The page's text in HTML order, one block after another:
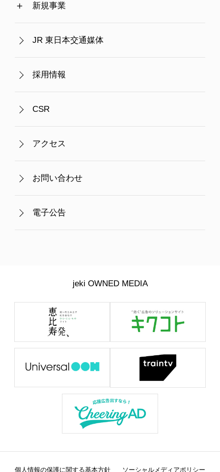
新規事業
JR 東日本交通媒体
採用情報
CSR
アクセス
お問い合わせ
電子公告
jeki OWNED MEDIA
個人情報の保護に関する基本方針 ソーシャルメディアポリシー